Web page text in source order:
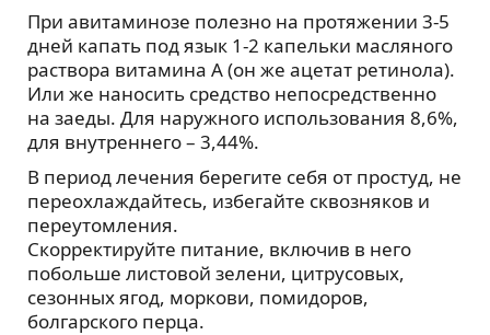
При авитаминозе полезно на протяжении 3-5
дней капать под язык 1-2 капельки масляного
раствора витамина А (он же ацетат ретинола).
Или же наносить средство непосредственно
на заеды. Для наружного использования 8,6%,
для внутреннего – 3,44%.
В период лечения берегите себя от простуд, не
переохлаждайтесь, избегайте сквозняков и
переутомления.
Скорректируйте питание, включив в него
побольше листовой зелени, цитрусовых,
сезонных ягод, моркови, помидоров,
болгарского перца.